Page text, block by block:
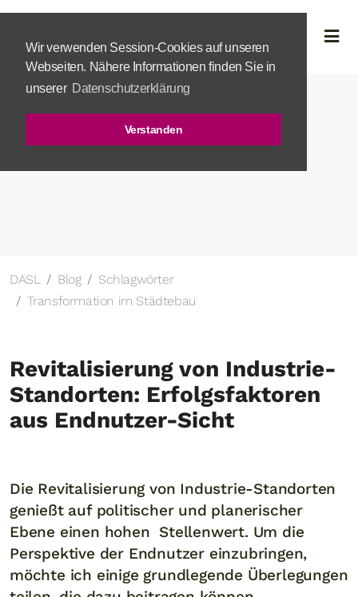
Wir verwenden Session-Cookies auf unseren
Webseiten. Nähere Informationen finden Sie in
unserer Datenschutzerklärung
Verstanden
DASL Blog
Schlagwörter
Transformation im Städtebau
Revitalisierung von Industrie-
Standorten: Erfolgsfaktoren
aus Endnutzer-Sicht
Die Revitalisierung von Industrie-Standorten
genießt auf politischer und planerischer
Ebene einen hohen Stellenwert. Um die
Perspektive der Endnutzer einzubringen,
möchte ich einige grundlegende Überlegungen